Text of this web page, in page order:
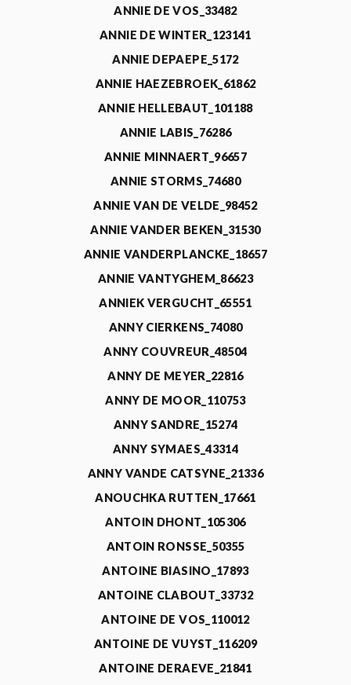
ANNIE DE VOS_33482
ANNIE DE WINTER_123141
ANNIE DEPAEPE_5172
ANNIE HAEZEBROEK_61862
ANNIE HELLEBAUT_101188
ANNIE LABIS_76286
ANNIE MINNAERT_96657
ANNIE STORMS_74680
ANNIE VAN DE VELDE_98452
ANNIE VANDER BEKEN_31530
ANNIE VANDERPLANCKE_18657
ANNIE VANTYGHEM_86623
ANNIEK VERGUCHT_65551
ANNY CIERKENS_74080
ANNY COUVREUR_48504
ANNY DE MEYER_22816
ANNY DE MOOR_110753
ANNY SANDRE_15274
ANNY SYMAES_43314
ANNY VANDE CATSYNE_21336
ANOUCHKA RUTTEN_17661
ANTOIN DHONT_105306
ANTOIN RONSSE_50355
ANTOINE BIASINO_17893
ANTOINE CLABOUT_33732
ANTOINE DE VOS_110012
ANTOINE DE VUYST_116209
ANTOINE DERAEVE_21841